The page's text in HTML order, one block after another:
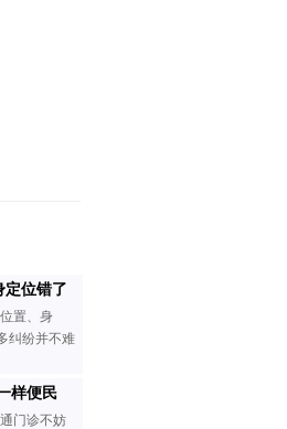
定位错了
置、身
纠纷并不难
样便民
门诊不妨